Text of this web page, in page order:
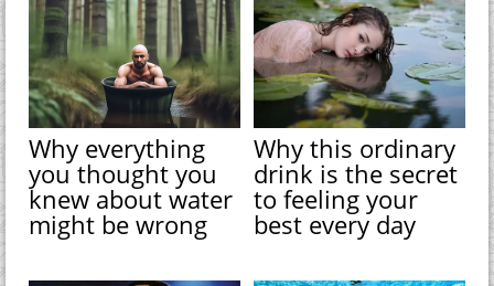
Why everything
you thought you
knew about water
might be wrong
Why this ordinary
drink is the secret
to feeling your
best every day